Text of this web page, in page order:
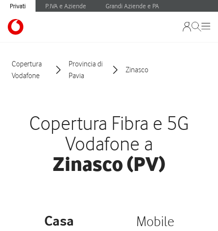
Privati P.IVA e Aziende Grandi Aziende e PA
Copertura
Vodafone
Provincia di
Pavia
Zinasco
Copertura Fibra e 5G
Vodafone a
Zinasco (PV)
Casa Mobile